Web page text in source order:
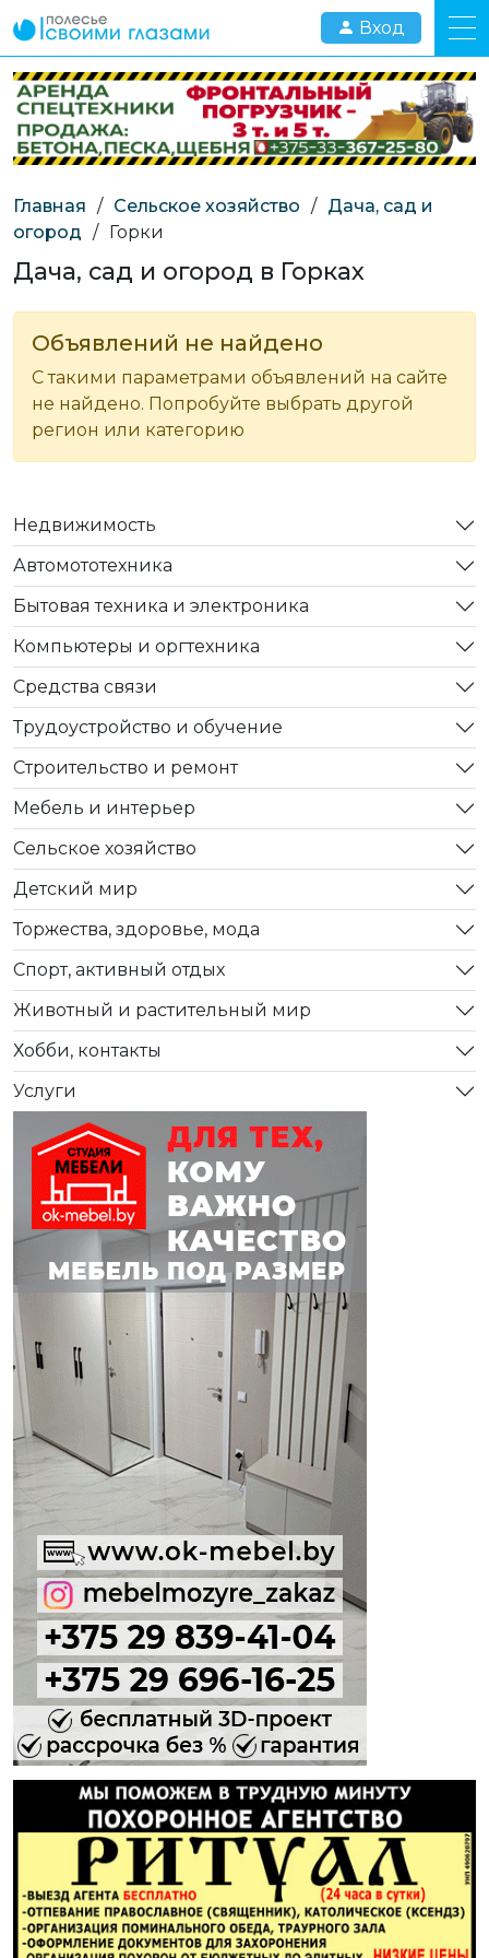
Вход
Главная / Сельское хозяйство / Дача, сад и
огород / Горки
Дача, сад и огород в Горках
Объявлений не найдено
С такими параметрами объявлений на сайте
не найдено. Попробуйте выбрать другой
регион или категорию
Недвижимость
Автомототехника
Бытовая техника и электроника
Компьютеры и оргтехника
Средства связи
Трудоустройство и обучение
Строительство и ремонт
Мебель и интерьер
Сельское хозяйство
Детский мир
Торжества, здоровье, мода
Спорт, активный отдых
Животный и растительный мир
Хобби, контакты
Услуги